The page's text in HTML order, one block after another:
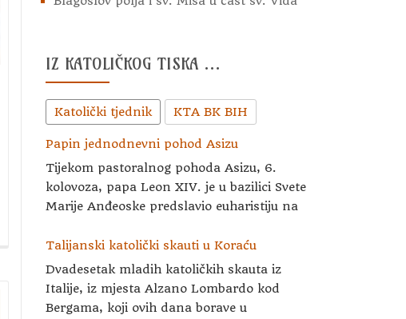
IZ KATOLIČKOG TISKA …
Katolički tjednik KTA BK BIH
Papin jednodnevni pohod Asizu
Tijekom pastoralnog pohoda Asizu, 6.
kolovoza, papa Leon XIV. je u bazilici Svete
Marije Anđeoske predslavio euharistiju na
Talijanski katolički skauti u Koraću
Dvadesetak mladih katoličkih skauta iz
Italije, iz mjesta Alzano Lombardo kod
Bergama, koji ovih dana borave u